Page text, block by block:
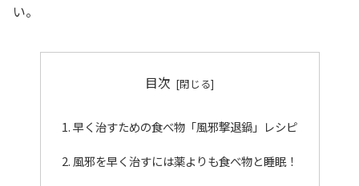
い。
目次
早く治すための食べ物「風邪撃退鍋」レシピ
風邪を早く治すには薬よりも食べ物と睡眠！